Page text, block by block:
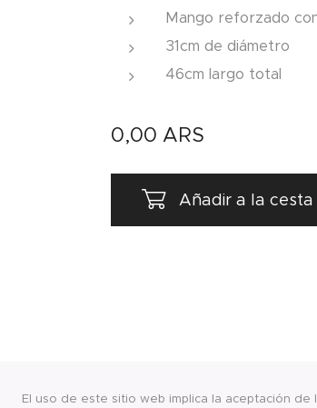
Mango reforzado
31cm de diámetro
46cm largo total
0,00 ARS
Añadir a la cesta
El uso de este sitio web implica la aceptación de